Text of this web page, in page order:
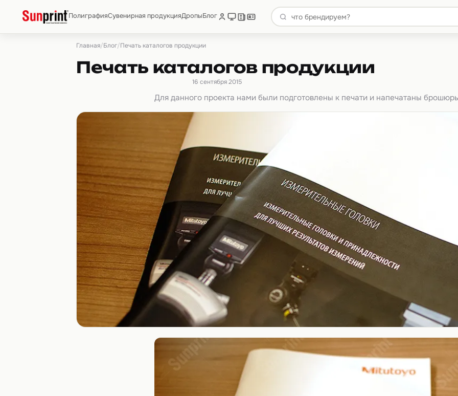
ПолиграфияСувенирная продукцияДропыБлог
Главная/Блог/Печать каталогов продукции
Печать каталогов продукции
16 сентября 2015
Для данного проекта нами были подготовлены к печати и напечатаны